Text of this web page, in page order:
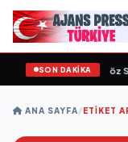
SON DAKİKA
gün sayıyor• Açıkgöz
ANA SAYFA/ETIKET